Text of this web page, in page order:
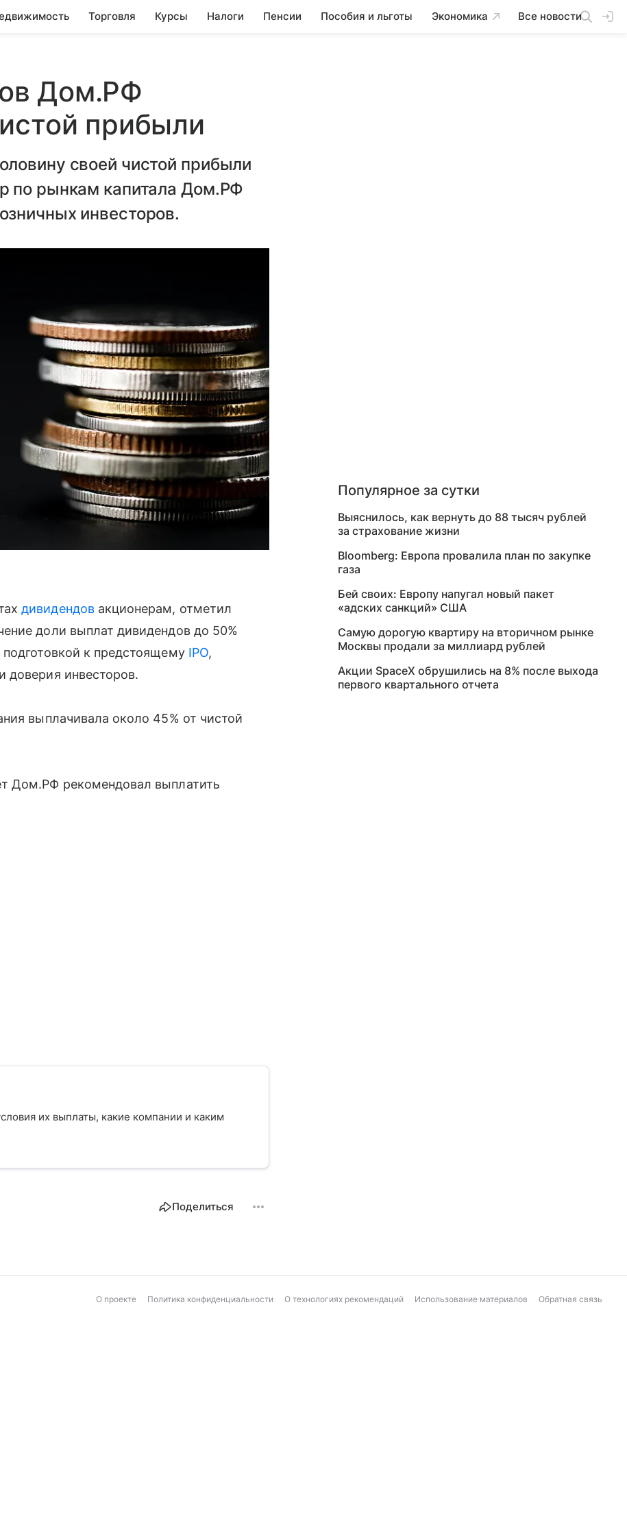
Торговля Курсы Налоги Пенсии Пособия и льготы Экономика Все новости
Дом.РФ
прибыли
своей чистой прибыли
по рынкам капитала Дом.РФ
инвесторов.
дивидендовакционерам, отметил
доли выплат дивидендов до 50%
к предстоящему IPO,
доверия инвесторов.
выплачивала около 45% от чистой
Дом.РФ рекомендовал выплатить
их выплаты, какие компании и каким
Поделиться
Популярное за сутки
Выяснилось, как вернуть до 88 тысяч рублей
за страхование жизни
Bloomberg: Европа провалила план по закупке
газа
Бей своих: Европу напугал новый пакет
«адских санкций» США
Самую дорогую квартиру на вторичном рынке
Москвы продали за миллиард рублей
Акции SpaceX обрушились на 8% после выхода
первого квартального отчета
О проекте Политика конфиденциальности О технологиях рекомендаций Использование материалов Обратная связь